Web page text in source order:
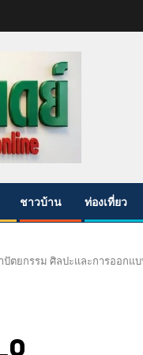
ชาวบ้าน ท่องเที่ยว
ตยกรรม ศิลปะและการออกแ